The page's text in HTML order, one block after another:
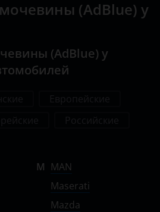
(AdBlue) у
(AdBlue) у
M MAN
Maserati
Mazda